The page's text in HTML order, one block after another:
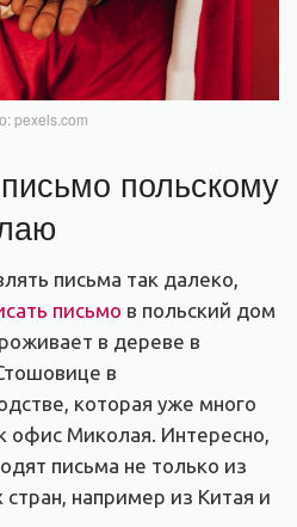
pexels.com
польскому
письма так далеко,
письмо в польский дом
в дереве в
в
которая уже много
офис Миколая. Интересно,
письма не только из
например из Китая и